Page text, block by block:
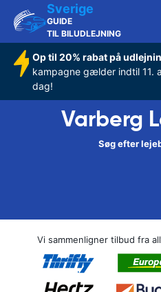
Sverige
GUIDE
TIL BILUDLEJNING
Op til 20% rabat på
kampagne gælder indtil 11.
dag!
Varberg
Søg efter
Vi sammenligner tilbud fra